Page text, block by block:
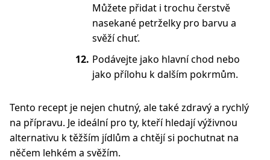
Můžete přidat i trochu čerstvě
nasekané petrželky pro barvu a
svěží chuť.
Podávejte jako hlavní chod nebo
jako přílohu k dalším pokrmům.
Tento recept je nejen chutný, ale také zdravý a rychlý
na přípravu. Je ideální pro ty, kteří hledají výživnou
alternativu k těžším jídlům a chtějí si pochutnat na
něčem lehkém a svěžím.